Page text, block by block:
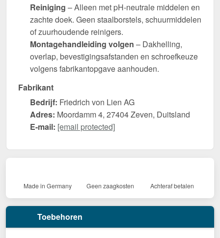
Reiniging – Alleen met pH-neutrale middelen en
zachte doek. Geen staalborstels, schuurmiddelen
of zuurhoudende reinigers.
Montagehandleiding volgen – Dakhelling,
overlap, bevestigingsafstanden en schroefkeuze
volgens fabrikantopgave aanhouden.
Fabrikant
Bedrijf: Friedrich von Lien AG
Adres: Moordamm 4, 27404 Zeven, Duitsland
E-mail: [email protected]
Made in Germany Geen zaagkosten Achteraf betalen
Toebehoren